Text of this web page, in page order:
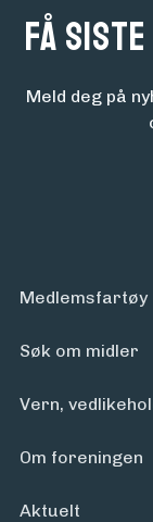
Få
Meld deg på
Medlemsfartøy
Søk om midler
Vern,
Om foreningen
Aktuelt